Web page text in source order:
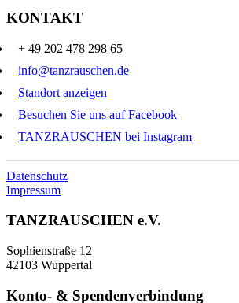
KONTAKT
+ 49 202 478 298 65
info@tanzrauschen.de
Standort anzeigen
Besuchen Sie uns auf Facebook
TANZRAUSCHEN bei Instagram
Datenschutz
Impressum
TANZRAUSCHEN e.V.
Sophienstraße 12
42103 Wuppertal
Konto- & Spendenverbindung